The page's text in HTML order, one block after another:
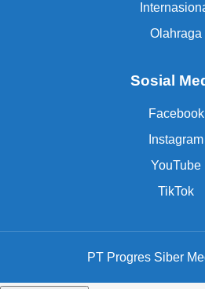
Olahraga
Sosial
Facebook
Instagram
YouTube
TikTok
PT Progres Siber